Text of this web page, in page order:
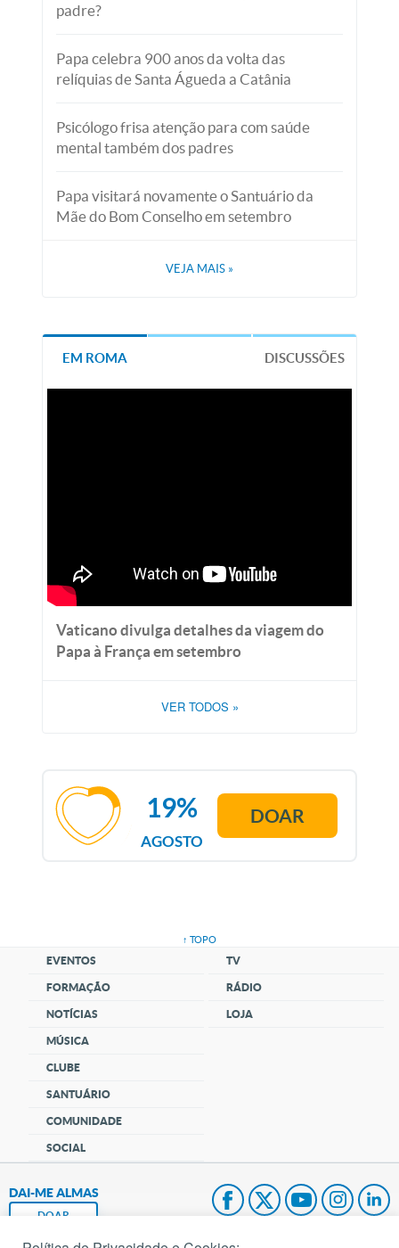
padre?
Papa celebra 900 anos da volta das
relíquias de Santa Águeda a Catânia
Psicólogo frisa atenção para com saúde
mental também dos padres
Papa visitará novamente o Santuário da
Mãe do Bom Conselho em setembro
VEJA MAIS »
EM ROMA DISCUSSÕES
Vaticano divulga detalhes da viagem do
Papa à França em setembro
VER TODOS »
AGOSTO
19% DOAR
↑ TOPO
EVENTOS
FORMAÇÃO
NOTÍCIAS
MÚSICA
CLUBE
SANTUÁRIO
COMUNIDADE
SOCIAL
TV
RÁDIO
LOJA
DAI-ME ALMAS
DOAR